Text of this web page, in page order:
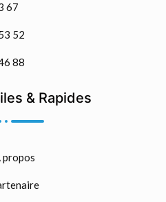
67
52
88
& Rapides
propos